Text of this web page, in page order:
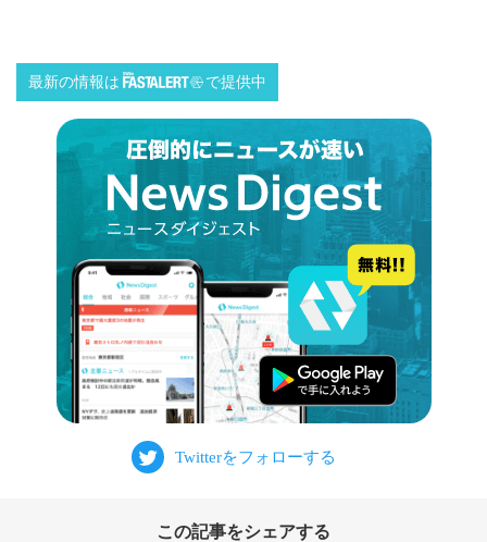
最新の情報は で提供中
この記事をシェアする